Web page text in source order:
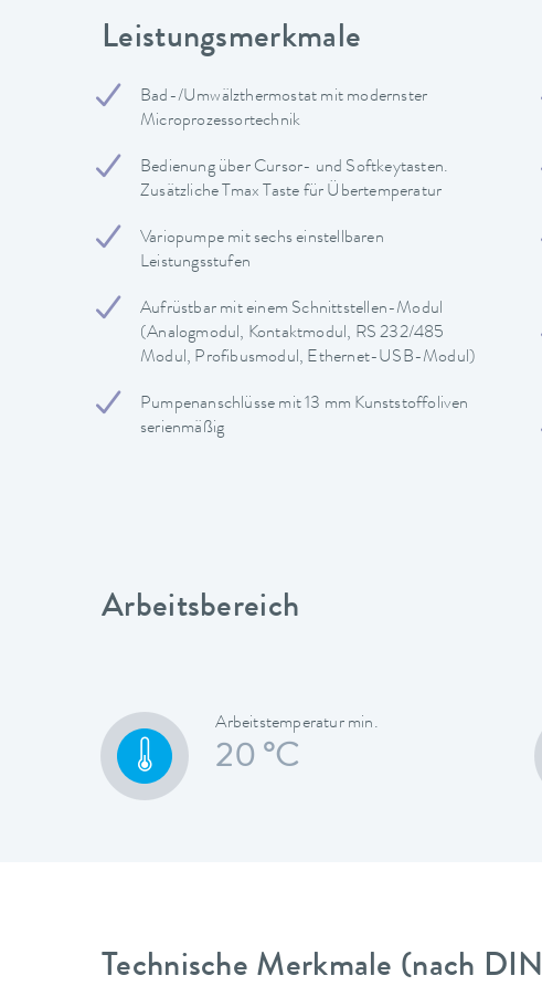
Leistungsmerkmale
Bad-/Umwälzthermostat mit modernster
Microprozessortechnik
Bedienung über Cursor- und Softkeytasten.
Zusätzliche Tmax Taste für Übertemperatur
Variopumpe mit sechs einstellbaren
Leistungsstufen
Aufrüstbar mit einem Schnittstellen-Modul
(Analogmodul, Kontaktmodul, RS 232/485
Modul, Profibusmodul, Ethernet-USB-Modul)
Pumpenanschlüsse mit 13 mm Kunststoffoliven
serienmäßig
Arbeitsbereich
Arbeitstemperatur min.
20 °C
Technische Merkmale (nach